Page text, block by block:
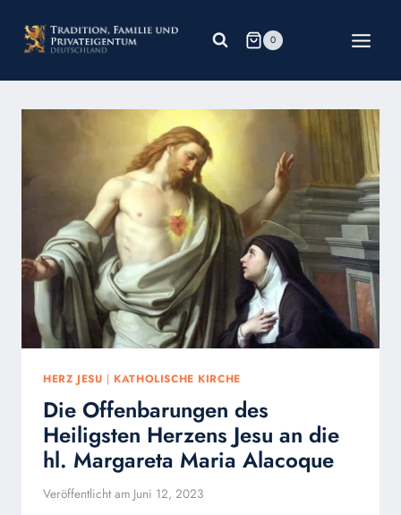
Inhalt
springen
0
HERZ JESU | KATHOLISCHE KIRCHE
Die Offenbarungen des
Heiligsten Herzens Jesu an die
hl. Margareta Maria Alacoque
Veröffentlicht am Juni 12, 2023